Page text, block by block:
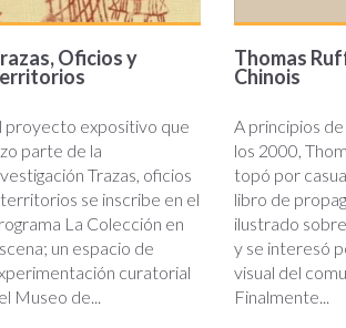
Oficios y
proyecto expositivo que
parte de la
Trazas, oficios
se inscribe en el
La Colección en
un espacio de
curatorial
Museo de...
Thomas
Chinois
A principios
los 2000,
topó por
libro de
ilustrado
y se interesó
visual del
Finalmente...